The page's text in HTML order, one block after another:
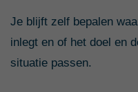
Je blijft zelf bepalen
inlegt en of het doel en
situatie passen.